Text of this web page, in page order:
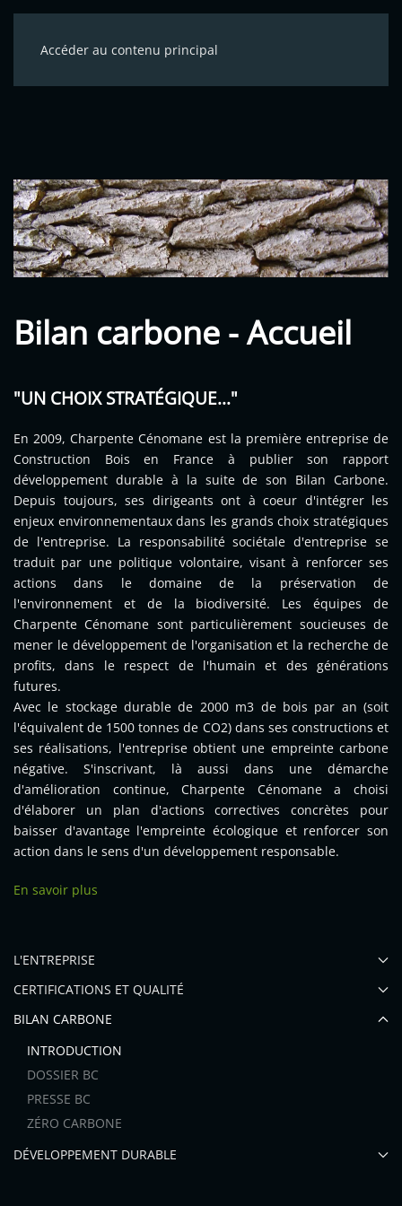
Accéder au contenu principal
Bilan carbone - Accueil
"UN CHOIX STRATÉGIQUE..."
En 2009, Charpente Cénomane est la première entreprise de
Construction Bois en France à publier son rapport
développement durable à la suite de son Bilan Carbone.
Depuis toujours, ses dirigeants ont à coeur d'intégrer les
enjeux environnementaux dans les grands choix stratégiques
de l'entreprise. La responsabilité sociétale d'entreprise se
traduit par une politique volontaire, visant à renforcer ses
actions dans le domaine de la préservation de
l'environnement et de la biodiversité. Les équipes de
Charpente Cénomane sont particulièrement soucieuses de
mener le développement de l'organisation et la recherche de
profits, dans le respect de l'humain et des générations
futures.
Avec le stockage durable de 2000 m3 de bois par an (soit
l'équivalent de 1500 tonnes de CO2) dans ses constructions et
ses réalisations, l'entreprise obtient une empreinte carbone
négative. S'inscrivant, là aussi dans une démarche
d'amélioration continue, Charpente Cénomane a choisi
d'élaborer un plan d'actions correctives concrètes pour
baisser d'avantage l'empreinte écologique et renforcer son
action dans le sens d'un développement responsable.
En savoir plus
L'ENTREPRISE
CERTIFICATIONS ET QUALITÉ
BILAN CARBONE
INTRODUCTION
DOSSIER BC
PRESSE BC
ZÉRO CARBONE
DÉVELOPPEMENT DURABLE